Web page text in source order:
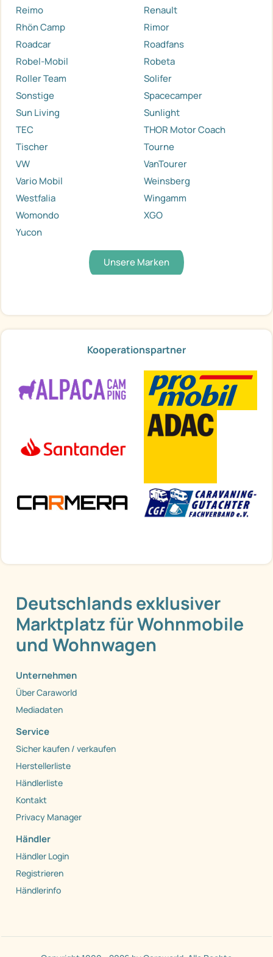
Reimo
Renault
Rhön Camp
Rimor
Roadcar
Roadfans
Robel-Mobil
Robeta
Roller Team
Solifer
Sonstige
Spacecamper
Sun Living
Sunlight
TEC
THOR Motor Coach
Tischer
Tourne
VW
VanTourer
Vario Mobil
Weinsberg
Westfalia
Wingamm
Womondo
XGO
Yucon
Unsere Marken
Kooperationspartner
Deutschlands exklusiver
Marktplatz für Wohnmobile
und Wohnwagen
Unternehmen
Über Caraworld
Mediadaten
Service
Sicher kaufen / verkaufen
Herstellerliste
Händlerliste
Kontakt
Privacy Manager
Händler
Händler Login
Registrieren
Händlerinfo